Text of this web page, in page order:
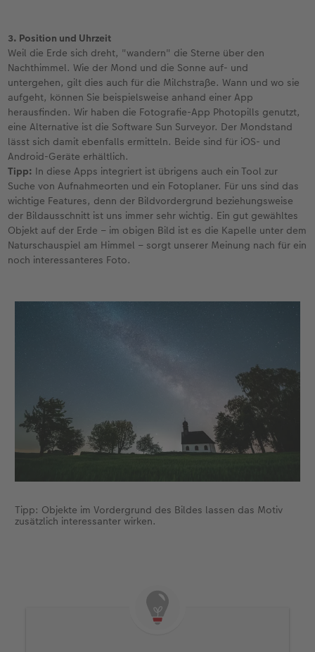
3. Position und Uhrzeit
Weil die Erde sich dreht, "wandern" die Sterne über den
Nachthimmel. Wie der Mond und die Sonne auf- und
untergehen, gilt dies auch für die Milchstraße. Wann und wo sie
aufgeht, können Sie beispielsweise anhand einer App
herausfinden. Wir haben die Fotografie-App Photopills genutzt,
eine Alternative ist die Software Sun Surveyor. Der Mondstand
lässt sich damit ebenfalls ermitteln. Beide sind für iOS- und
Android-Geräte erhältlich.
Tipp: In diese Apps integriert ist übrigens auch ein Tool zur
Suche von Aufnahmeorten und ein Fotoplaner. Für uns sind das
wichtige Features, denn der Bildvordergrund beziehungsweise
der Bildausschnitt ist uns immer sehr wichtig. Ein gut gewähltes
Objekt auf der Erde – im obigen Bild ist es die Kapelle unter dem
Naturschauspiel am Himmel – sorgt unserer Meinung nach für ein
noch interessanteres Foto.
Tipp: Objekte im Vordergrund des Bildes lassen das Motiv
zusätzlich interessanter wirken.